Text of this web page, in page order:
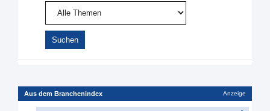
Aus dem Branchenindex Anzeige